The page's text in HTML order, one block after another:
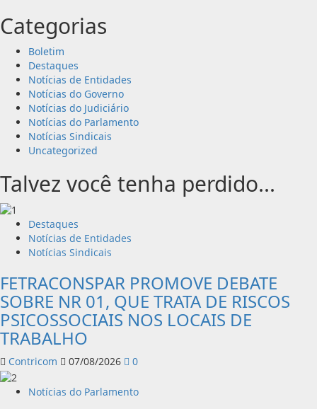
Categorias
Boletim
Destaques
Notícias de Entidades
Notícias do Governo
Notícias do Judiciário
Notícias do Parlamento
Notícias Sindicais
Uncategorized
Talvez você tenha perdido...
Destaques
Notícias de Entidades
Notícias Sindicais
FETRACONSPAR PROMOVE DEBATE
SOBRE NR 01, QUE TRATA DE RISCOS
PSICOSSOCIAIS NOS LOCAIS DE
TRABALHO
Contricom 07/08/2026 0
Notícias do Parlamento